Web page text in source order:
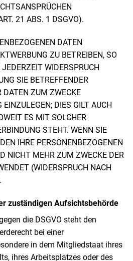
21 ABS. 1 DSGVO).
DATEN
ZU BETREIBEN, SO
WIDERSPRUCH
SIE BETREFFENDER
DATEN ZUM ZWECKE
EINZULEGEN; DIES GILT AUCH
ES MIT SOLCHER
STEHT. WENN SIE
IHRE PERSONENBEZOGENEN
NICHT MEHR ZUM ZWECKE DER
(WIDERSPRUCH NACH
zuständigen Aufsichts­behörde
die DSGVO steht den
bei einer
in dem Mitgliedstaat ihres
ihres Arbeitsplatzes oder des